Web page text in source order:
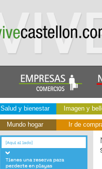
Salud y bienestar Imagen y
Mundo hogar Ir de